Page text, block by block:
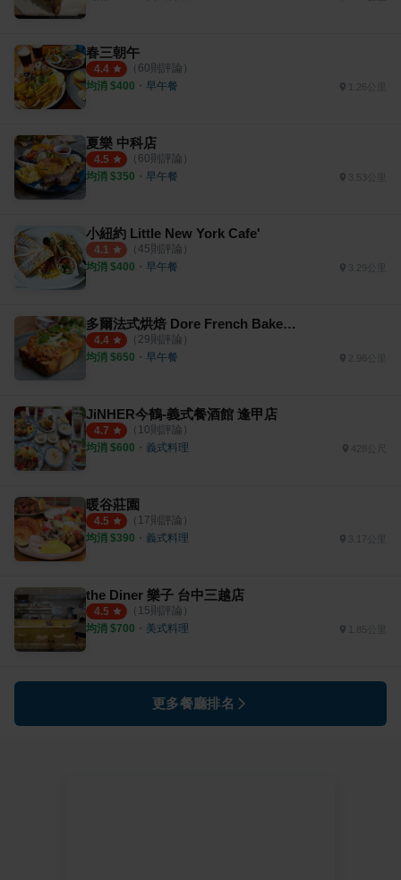
春三朝午
4.4 （ 60則評論）
均消 $400 ・ 早午餐
夏樂 中科店
4.5 （ 60則評論）
均消 $350 ・ 早午餐 3.53公里
小紐約 Little New York Cafe'
4.1 （ 45則評論）
均消 $400 ・ 早午餐
多爾法式烘焙 Dore French Bakehouse
4.4 （ 29則評論）
均消 $650 ・ 早午餐
JiNHER今鶴-義式餐酒館 逢甲店
4.7 （ 10則評論）
均消 $600 ・ 義式料理 428公尺
暖谷莊園
4.5 （ 17則評論）
均消 $390 ・ 義式料理
the Diner 樂子 台中三越店
4.5 （ 15則評論）
均消 $700 ・ 美式料理 1.85公里
更多餐廳排名